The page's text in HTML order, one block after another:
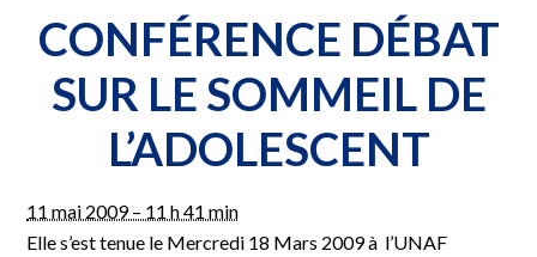
CONFÉRENCE DÉBAT
SUR LE SOMMEIL DE
L’ADOLESCENT
11 mai 2009 – 11 h 41 min
Elle s’est tenue le Mercredi 18 Mars 2009 à l’UNAF